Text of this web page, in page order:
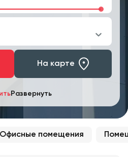
Развернуть
На карте
Офисные помещения